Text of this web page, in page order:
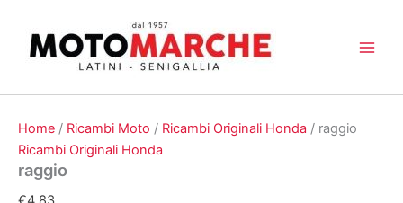
contenuto
Home / Ricambi Moto / Ricambi Originali Honda / raggio
Ricambi Originali Honda
raggio